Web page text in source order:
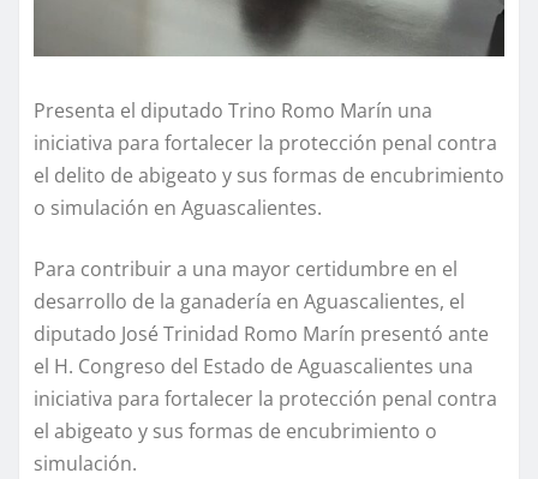
Presenta el diputado Trino Romo Marín una
iniciativa para fortalecer la protección penal contra
el delito de abigeato y sus formas de encubrimiento
o simulación en Aguascalientes.
Para contribuir a una mayor certidumbre en el
desarrollo de la ganadería en Aguascalientes, el
diputado José Trinidad Romo Marín presentó ante
el H. Congreso del Estado de Aguascalientes una
iniciativa para fortalecer la protección penal contra
el abigeato y sus formas de encubrimiento o
simulación.